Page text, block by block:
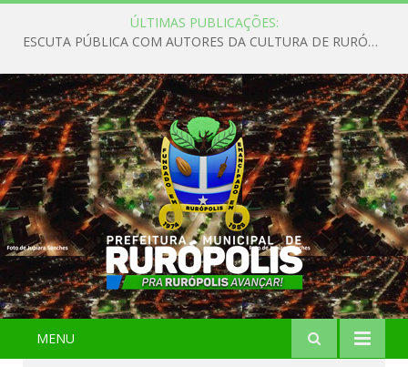
ÚLTIMAS PUBLICAÇÕES:
ESCUTA PÚBLICA COM AUTORES DA CULTURA DE RURÓPOLIS
MENU